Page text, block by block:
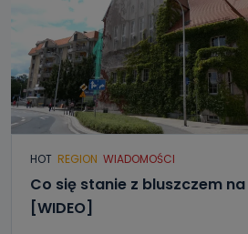
HOT REGION WIADOMOŚCI
Co się stanie z bluszczem na
[WIDEO]